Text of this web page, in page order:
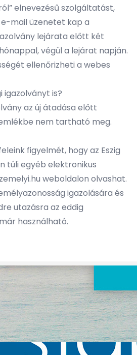
elnevezésű szolgáltatást,
mail üzenetet kap a
lejárata előtt két
végül a lejárat napján.
ellenőrizheti a webes
is?
az új átadása előtt
nem tartható meg.
figyelmét, hogy az Eszig
túli egyéb elektronikus
weboldalon olvashat.
igazolására és
utazásra az eddig
használható.